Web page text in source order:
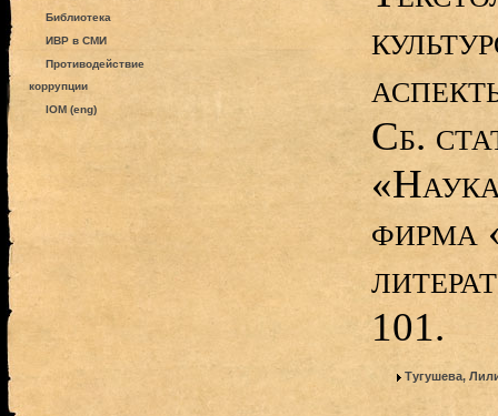
Библиотека
ИВР в СМИ
Противодействие
коррупции
IOM (eng)
Сб.
фирма
101.
Тугушева,